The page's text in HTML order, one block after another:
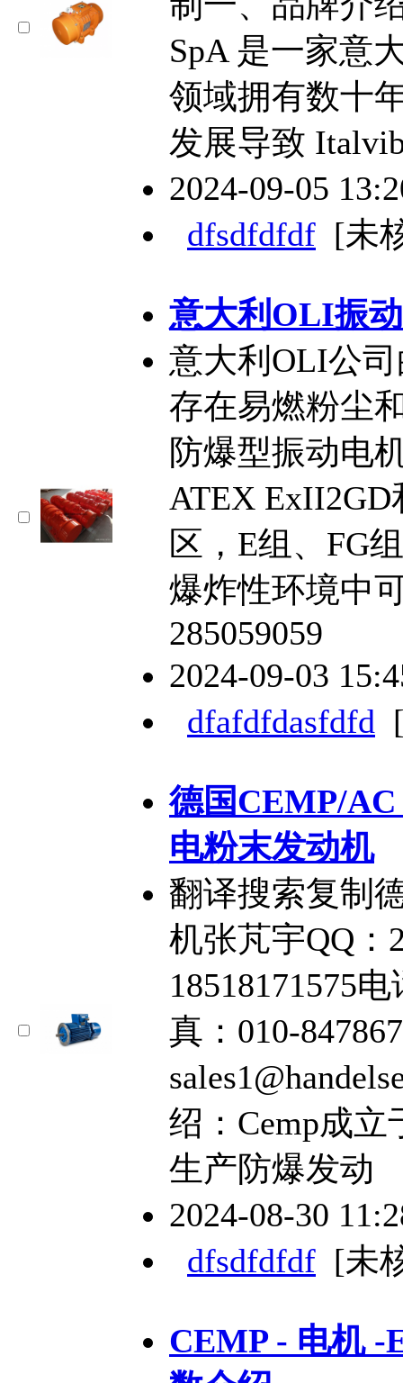
SpA 是一家意
领域拥有数十
发展导致
2024-09-05
dfsdfdfdf [未
意大利OLI振
意大利OLI公
存在易燃粉尘
防爆型振动电
ATEX
区，E组、FG
爆炸性环境中
285059059
2024-09-03
dfafdfdasfdfd
德国CEMP/
电粉末发动机
翻译搜索复制
机张芃宇QQ：
18518171575
真：010-
绍：Cemp成立
生产防爆发动
2024-08-30
dfsdfdfdf [未
CEMP - 电机 -